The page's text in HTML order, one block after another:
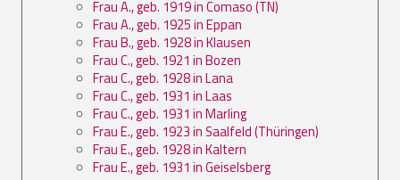
Frau A., geb. 1919 in Comaso (TN)
Frau A., geb. 1925 in Eppan
Frau B., geb. 1928 in Klausen
Frau C., geb. 1921 in Bozen
Frau C., geb. 1928 in Lana
Frau C., geb. 1931 in Laas
Frau C., geb. 1931 in Marling
Frau E., geb. 1923 in Saalfeld (Thüringen)
Frau E., geb. 1928 in Kaltern
Frau E., geb. 1931 in Geiselsberg